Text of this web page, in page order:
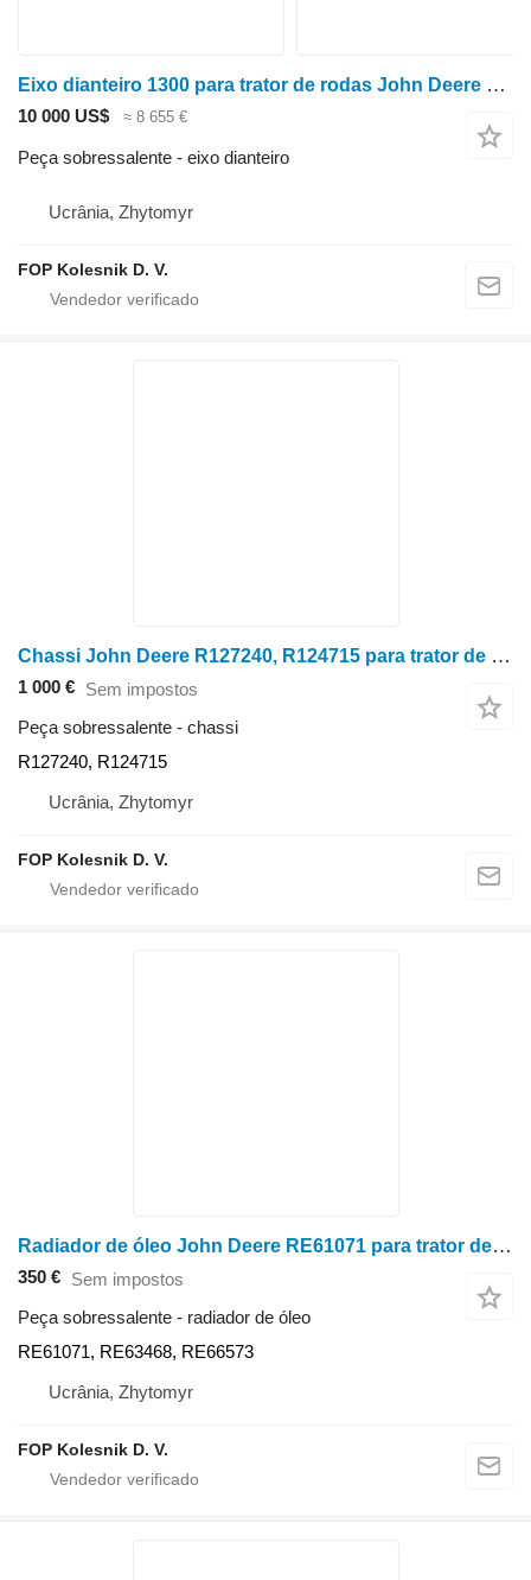
Eixo dianteiro 1300 para trator de rodas John Deere 8100, 8200, 8300, 8400
10 000 US$ ≈ 8 655 €
Peça sobressalente - eixo dianteiro
Ucrânia, Zhytomyr
FOP Kolesnik D. V.
Chassi John Deere R127240, R124715 para trator de rodas John Deere 8400
1 000 € Sem impostos
Peça sobressalente - chassi
R127240, R124715
Ucrânia, Zhytomyr
FOP Kolesnik D. V.
Radiador de óleo John Deere RE61071 para trator de rodas John Deere 8100, 8200, 8300, 8400
350 € Sem impostos
Peça sobressalente - radiador de óleo
RE61071, RE63468, RE66573
Ucrânia, Zhytomyr
FOP Kolesnik D. V.